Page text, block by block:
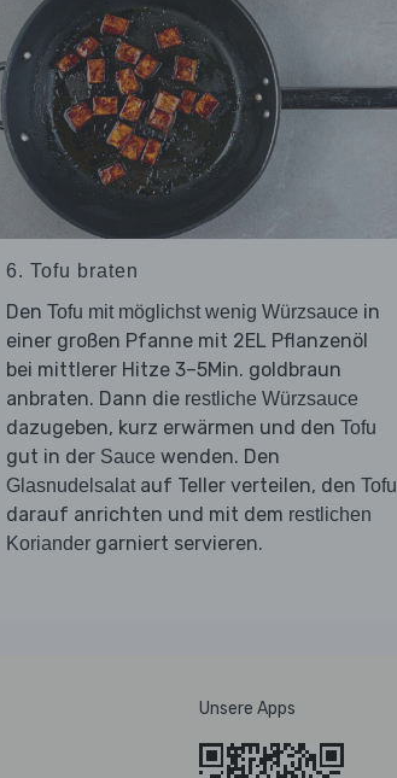
6. Tofu braten
Den Tofu mit möglichst wenig Würzsauce in
einer großen Pfanne mit 2EL Pflanzenöl
bei mittlerer Hitze 3–5Min. goldbraun
anbraten. Dann die restliche Würzsauce
dazugeben, kurz erwärmen und den Tofu
gut in der Sauce wenden. Den
Glasnudelsalat auf Teller verteilen, den Tofu
darauf anrichten und mit dem restlichen
Koriander garniert servieren.
Unsere Apps